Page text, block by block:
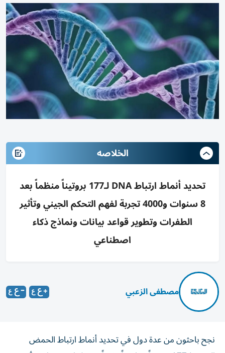
الخلاصه
تحديد أنماط ارتباط DNA لـ177 بروتيناً منظماً بعد
8 سنوات و4000 تجربة لفهم التحكم الجيني وتأثير
الطفرات وتطوير قواعد بيانات ونماذج ذكاء
اصطناعي
مصطفى الزعبي
نجح باحثون من عدة دول في تحديد أنماط ارتباط الحمض